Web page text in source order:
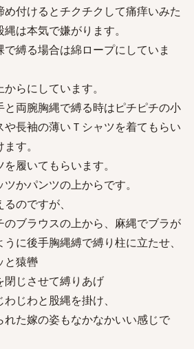
付けるとチクチクして痛痒いみた
は本気で嫌がります。
縛る場合は綿ロープにしていま
らにしています。
両腕胸縄で縛る時はピチピチの小
や長袖の薄いＴシャツを着てもらい
す。
履いてもらいます。
かパンツの上からです。
のですが、
ブラウスの上から、麻縄でブラが
に後手胸縄縛で縛り柱に立たせ、
と猿轡
閉じさせて縛りあげ
じわと股縄を掛け、
た嫁の姿もなかなかいい感じで